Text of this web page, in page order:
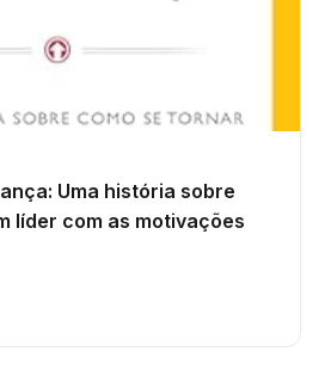
Uma história sobre
líder com as motivações